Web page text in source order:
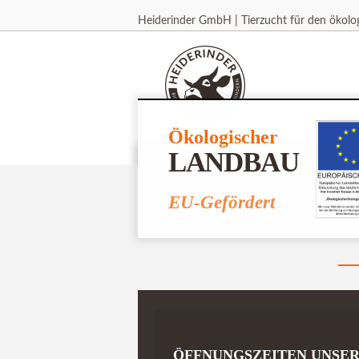
Heiderinder GmbH | Tierzucht für den
HOME SHOP
Ökologischer
LANDBAU
EU-Gefördert
ÖFFNUNGSZEITEN